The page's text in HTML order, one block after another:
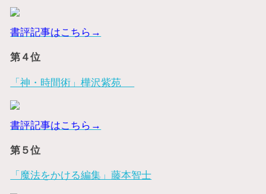
書評記事はこちら→
第４位
「神・時間術」樺沢紫苑
書評記事はこちら→
第５位
「魔法をかける編集」藤本智士